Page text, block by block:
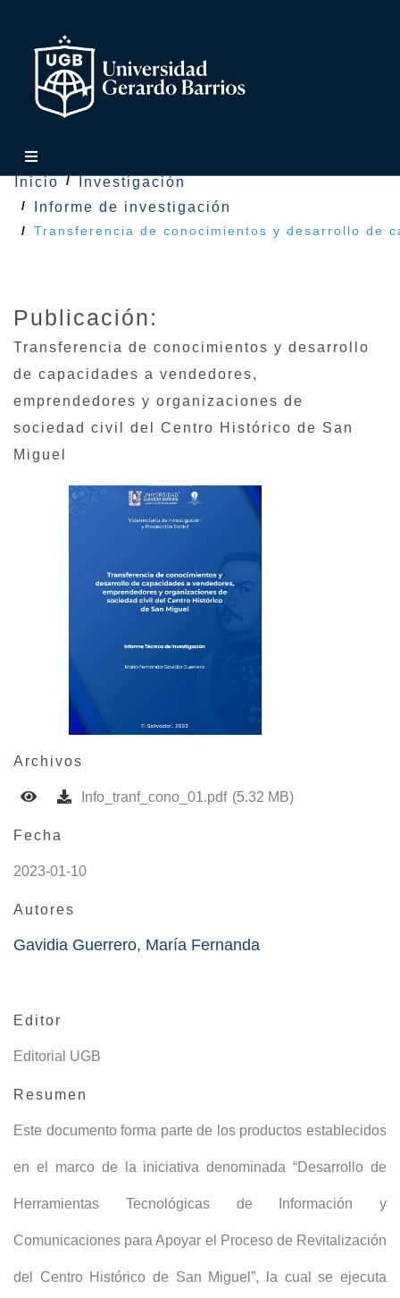
Inicio
Investigación
Informe de investigación
Transferencia de conocimientos y desarrollo de
Publicación:
Transferencia de conocimientos y desarrollo
de capacidades a vendedores,
emprendedores y organizaciones de
sociedad civil del Centro Histórico de San
Miguel
Archivos
Info_tranf_cono_01.pdf (5.32 MB)
Fecha
2023-01-10
Autores
Gavidia Guerrero, María Fernanda
Editor
Editorial UGB
Resumen
Este documento forma parte de los productos establecidos
en el marco de la iniciativa denominada “Desarrollo de
Herramientas Tecnológicas de Información y
Comunicaciones para Apoyar el Proceso de Revitalización
del Centro Histórico de San Miguel”, la cual se ejecuta